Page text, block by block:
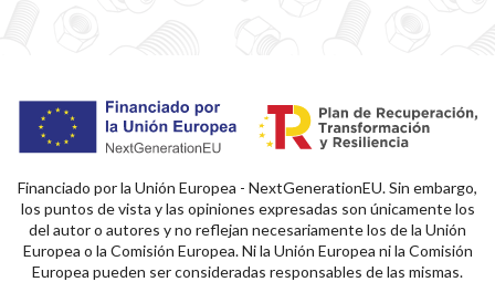
Financiado por la Unión Europea - NextGenerationEU. Sin embargo,
los puntos de vista y las opiniones expresadas son únicamente los
del autor o autores y no reflejan necesariamente los de la Unión
Europea o la Comisión Europea. Ni la Unión Europea ni la Comisión
Europea pueden ser consideradas responsables de las mismas.